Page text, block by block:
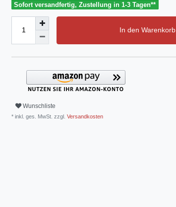
Sofort versandfertig, Zustellung in 1-3 Tagen**
In den Warenkorb
Wunschliste
* inkl. ges. MwSt. zzgl. Versandkosten